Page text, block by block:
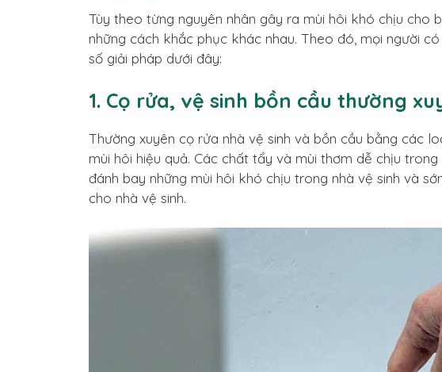
Tùy theo từng nguyên nhân gây ra mùi hôi khó chịu cho
những cách khắc phục khác nhau. Theo đó, mọi người
số giải pháp dưới đây:
1. Cọ rửa, vệ sinh bồn cầu thường
Thường xuyên cọ rửa nhà vệ sinh và bồn cầu bằng các
mùi hôi hiệu quả. Các chất tẩy và mùi thơm dễ chịu
đánh bay những mùi hôi khó chịu trong nhà vệ sinh và
cho nhà vệ sinh.